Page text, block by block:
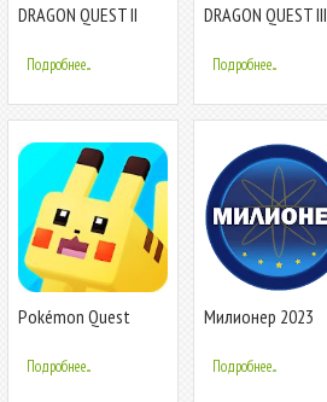
DRAGON QUEST II
Подробнее...
DRAGON QUEST III
Подробнее...
Pokémon Quest
Подробнее...
Милионер 2023
Подробнее...